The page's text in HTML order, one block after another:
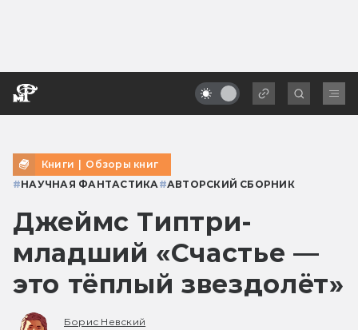
Книги | Обзоры книг
#НАУЧНАЯ ФАНТАСТИКА #АВТОРСКИЙ СБОРНИК
Джеймс Типтри-
младший «Счастье —
это тёплый звездолёт»
Борис Невский